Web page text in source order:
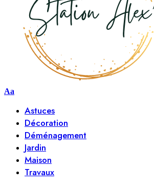
Aa
Astuces
Décoration
Déménagement
Jardin
Maison
Travaux